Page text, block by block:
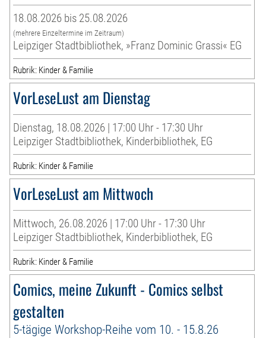
18.08.2026 bis 25.08.2026
(mehrere Einzeltermine im Zeitraum)
Leipziger Stadtbibliothek, »Franz Dominic Grassi« EG
Rubrik: Kinder & Familie
VorLeseLust am Dienstag
Dienstag, 18.08.2026 | 17:00 Uhr - 17:30 Uhr
Leipziger Stadtbibliothek, Kinderbibliothek, EG
Rubrik: Kinder & Familie
VorLeseLust am Mittwoch
Mittwoch, 26.08.2026 | 17:00 Uhr - 17:30 Uhr
Leipziger Stadtbibliothek, Kinderbibliothek, EG
Rubrik: Kinder & Familie
Comics, meine Zukunft - Comics selbst
gestalten
5-tägige Workshop-Reihe vom 10. - 15.8.26